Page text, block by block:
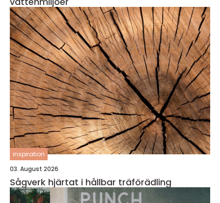
inspiration
03. August 2026
Sågverk hjärtat i hållbar träförädling